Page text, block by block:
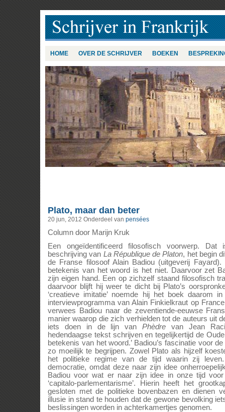
HOME OVER DE SCHRIJVER BOEKEN
Plato, maar dan beter
20 jun, 2012 Onderdeel van pensées
Column door Marijn Kruk
Een ongeïdentificeerd filosofisch voorwerp.
beschrijving van La République de Platon, het begin
de Franse filosoof Alain Badiou (uitgeverij
betekenis van het woord is het niet. Daarvoor zet
zijn eigen hand. Een op zichzelf staand filosofisch
daarvoor blijft hij weer te dicht bij Plato’s
‘creatieve imitatie’ noemde hij het boek daarom
interviewprogramma van Alain Finkielkraut op
verwees Badiou naar de zeventiende-eeuwse
manier waarop die zich verhielden tot de auteurs uit
iets doen in de lijn vanPhèdre van Jean
hedendaagse tekst schrijven en tegelijkertijd de
betekenis van het woord.’ Badiou’s fascinatie voor
zo moeilijk te begrijpen. Zowel Plato als hijzelf
het politieke regime van de tijd waarin zij
democratie, omdat deze naar zijn idee
Badiou voor wat er naar zijn idee in onze tijd voor
‘capitalo-parlementarisme’. Hierin heeft het
gesloten met de politieke bovenbazen en dienen
illusie in stand te houden dat de gewone bevolking
beslissingen worden in achterkamertjes genomen.